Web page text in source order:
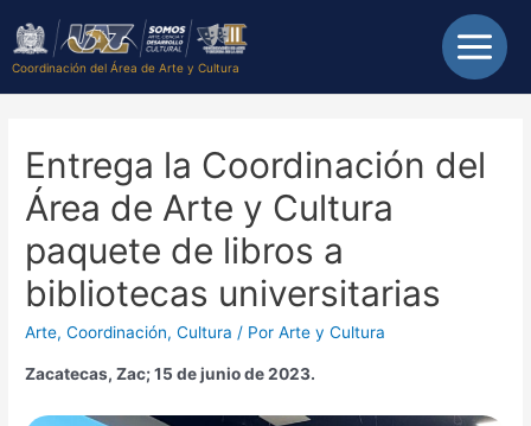
Coordinación del Área de Arte y Cultura
Entrega la Coordinación del
Área de Arte y Cultura
paquete de libros a
bibliotecas universitarias
Arte,Coordinación,Cultura / PorArte y Cultura
Zacatecas, Zac; 15 de junio de 2023.